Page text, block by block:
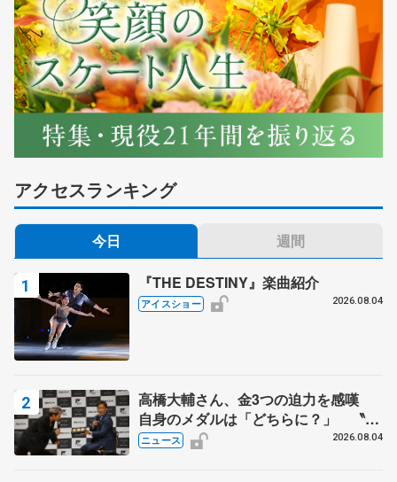
アクセスランキング
今日 週間
『THE DESTINY』楽曲紹介
アイスショー 2026.08.04
高橋大輔さん、金3つの迫力を感嘆
自身のメダルは「どちらに？」 〝リ
ス兄弟〟オリンピック3連覇の野村忠
ニュース 2026.08.04